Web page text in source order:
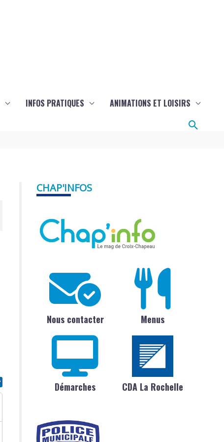
INFOS PRATIQUES ANIMATIONS ET LOISIRS
CHAP'INFOS
Nous contacter Menus
Démarches CDA La Rochelle